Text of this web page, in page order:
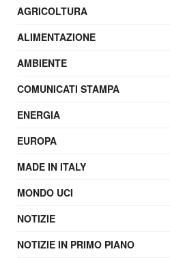
AGRICOLTURA
ALIMENTAZIONE
AMBIENTE
COMUNICATI STAMPA
ENERGIA
EUROPA
MADE IN ITALY
MONDO UCI
NOTIZIE
NOTIZIE IN PRIMO PIANO